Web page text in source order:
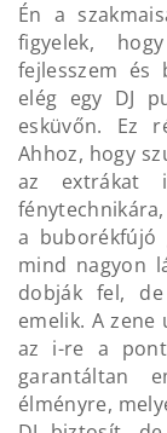
Én a
figyelek,
fejlesszem és
elég egy DJ
esküvőn. Ez
Ahhoz, hogy
az extrákat
a buborékfújó
mind nagyon
dobják fel,
emelik. A zene
az i-re a
garantáltan
élményre,